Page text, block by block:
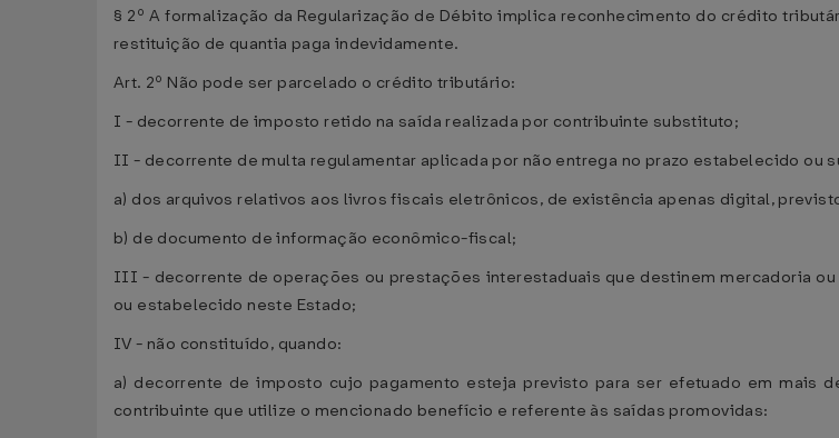
§ 2º A formalização da Regularização de Débito implica reconhecimento do crédito
restituição de quantia paga indevidamente.
Art. 2º Não pode ser parcelado o crédito tributário:
I - decorrente de imposto retido na saída realizada por contribuinte substituto;
II - decorrente de multa regulamentar aplicada por não entrega no prazo estabelecido ou
a) dos arquivos relativos aos livros fiscais eletrônicos, de existência apenas digital,
b) de documento de informação econômico-fiscal;
III - decorrente de operações ou prestações interestaduais que destinem mercadoria
ou estabelecido neste Estado;
IV - não constituído, quando:
a) decorrente de imposto cujo pagamento esteja previsto para ser efetuado em mais
contribuinte que utilize o mencionado benefício e referente às saídas promovidas: